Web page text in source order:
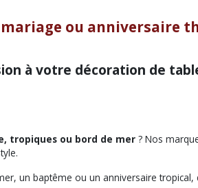
ou anniversaire
à votre décoration de
tropiques ou bord de mer ? Nos
un baptême ou un anniversaire